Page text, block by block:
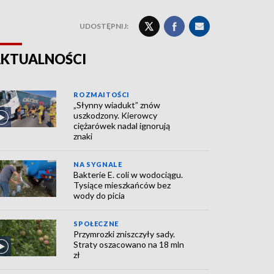
UDOSTĘPNIJ:
ROZMAITOŚCI
„Słynny wiadukt” znów
uszkodzony. Kierowcy
ciężarówek nadal ignorują
znaki
NA SYGNALE
Bakterie E. coli w wodociągu.
Tysiące mieszkańców bez
wody do picia
SPOŁECZNE
Przymrozki zniszczyły sady.
Straty oszacowano na 18 mln
zł